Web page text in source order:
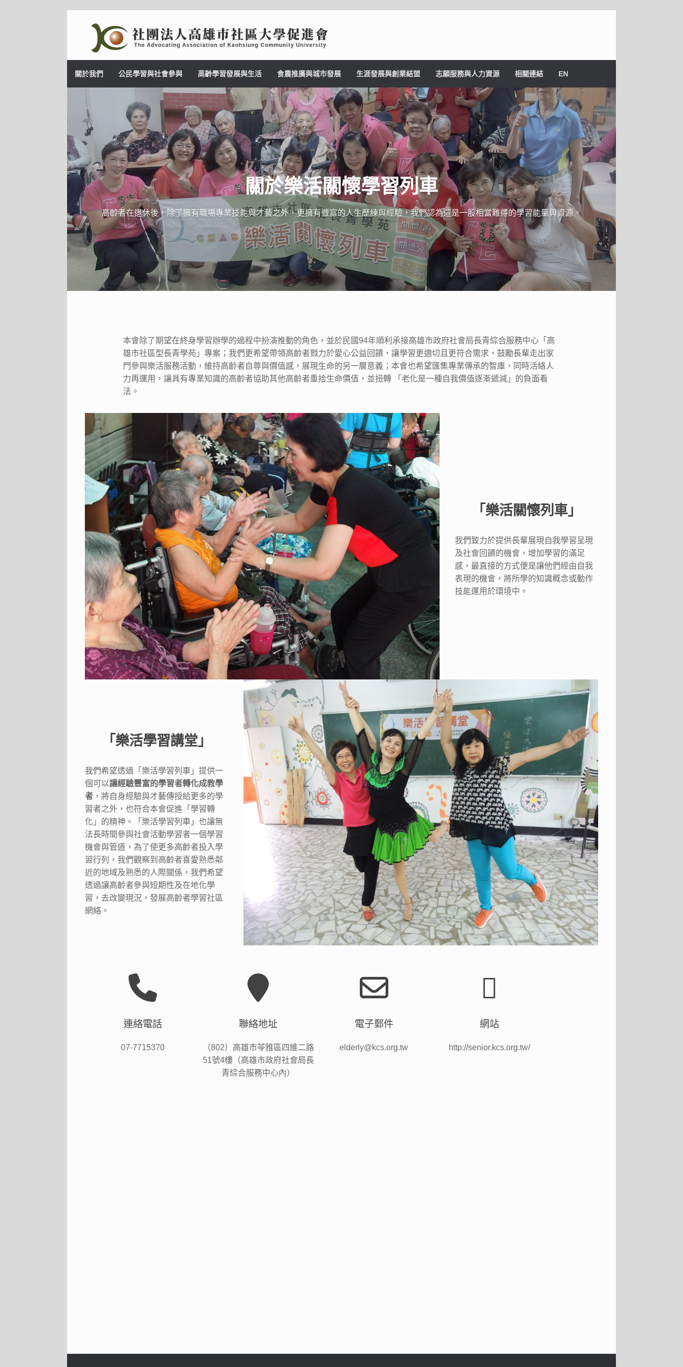
關於我們 公民學習與社會參與 高齡學習發展與生活 食農推廣與城市發展 生涯發展與創業結盟 志願服務與人力資源 相關連結 EN
關於樂活關懷學習列車
高齡者在退休後，除了擁有職場專業技能與才藝之外，更擁有豐富的人生歷練與經驗，我們認為這是一股相當難得的學習能量與資源。
本會除了期望在終身學習辦學的過程中扮演推動的角色，並於民國94年順利承接高雄市政府社會局長青綜合服務中心「高
雄市社區型長青學苑」專案；我們更希望帶領高齡者戮力於愛心公益回饋，讓學習更適切且更符合需求，鼓勵長輩走出家
門參與樂活服務活動，維持高齡者自尊與價值感，展現生命的另一層意義；本會也希望匯集專業傳承的智庫，同時活絡人
力再運用，讓具有專業知識的高齡者協助其他高齡者重拾生命價值，並扭轉 「老化是一種自我價值逐漸遞減」的負面看
法。
「樂活關懷列車」
我們致力於提供長輩展現自我學習呈現
及社會回饋的機會，增加學習的滿足
感，最直接的方式便是讓他們經由自我
表現的機會，將所學的知識概念或動作
技能運用於環境中。
「樂活學習講堂」
我們希望透過「樂活學習列車」提供一
個可以讓經驗豐富的學習者轉化成教學
者 ，將自身經驗與才藝傳授給更多的學
習者之外，也符合本會促進「學習轉
化」的精神。「樂活學習列車」也讓無
法長時間參與社會活動學習者一個學習
機會與管道，為了使更多高齡者投入學
習行列，我們觀察到高齡者喜愛熟悉鄰
近的地域及熟悉的人際關係，我們希望
透過讓高齡者參與短期性及在地化學
習，去改變現況，發展高齡者學習社區
網絡。
連絡電話
07-7715370
聯絡地址
（802）高雄市苓雅區四維二路
51號4樓（高雄市政府社會局長
青綜合服務中心內）
電子郵件
elderly@kcs.org.tw
網站
http://senior.kcs.org.tw/